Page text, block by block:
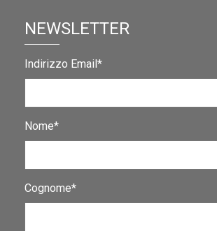
NEWSLETTER
Indirizzo Email*
Nome*
Cognome*